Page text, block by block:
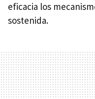
eficacia los
sostenida.